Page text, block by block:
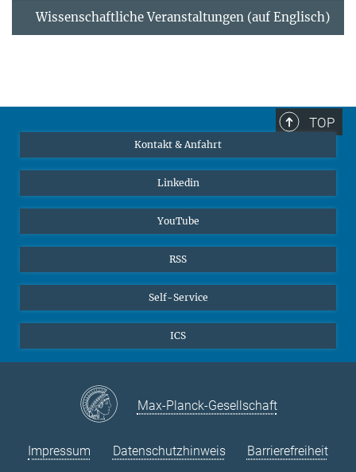
Wissenschaftliche Veranstaltungen (auf Englisch)
TOP
Kontakt & Anfahrt
Linkedin
YouTube
RSS
Self-Service
ICS
Max-Planck-Gesellschaft
Impressum Datenschutzhinweis Barrierefreiheit